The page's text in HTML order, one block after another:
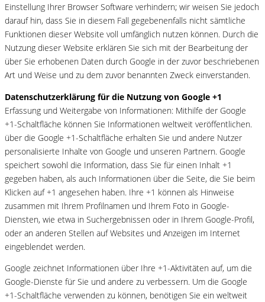
Einstellung Ihrer Browser Software verhindern; wir weisen Sie jedoch
darauf hin, dass Sie in diesem Fall gegebenenfalls nicht sämtliche
Funktionen dieser Website voll umfänglich nutzen können. Durch die
Nutzung dieser Website erklären Sie sich mit der Bearbeitung der
über Sie erhobenen Daten durch Google in der zuvor beschriebenen
Art und Weise und zu dem zuvor benannten Zweck einverstanden.
Datenschutzerklärung für die Nutzung von Google +1
Erfassung und Weitergabe von Informationen: Mithilfe der Google
+1-Schaltfläche können Sie Informationen weltweit veröffentlichen.
über die Google +1-Schaltfläche erhalten Sie und andere Nutzer
personalisierte Inhalte von Google und unseren Partnern. Google
speichert sowohl die Information, dass Sie für einen Inhalt +1
gegeben haben, als auch Informationen über die Seite, die Sie beim
Klicken auf +1 angesehen haben. Ihre +1 können als Hinweise
zusammen mit Ihrem Profilnamen und Ihrem Foto in Google-
Diensten, wie etwa in Suchergebnissen oder in Ihrem Google-Profil,
oder an anderen Stellen auf Websites und Anzeigen im Internet
eingeblendet werden.
Google zeichnet Informationen über Ihre +1-Aktivitäten auf, um die
Google-Dienste für Sie und andere zu verbessern. Um die Google
+1-Schaltfläche verwenden zu können, benötigen Sie ein weltweit